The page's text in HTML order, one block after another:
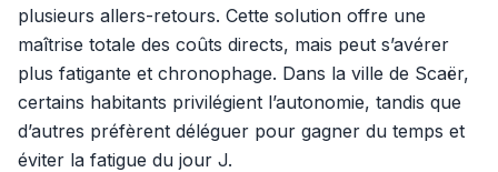
plusieurs allers-retours. Cette solution offre une
maîtrise totale des coûts directs, mais peut s’avérer
plus fatigante et chronophage. Dans la ville de Scaër,
certains habitants privilégient l’autonomie, tandis que
d’autres préfèrent déléguer pour gagner du temps et
éviter la fatigue du jour J.